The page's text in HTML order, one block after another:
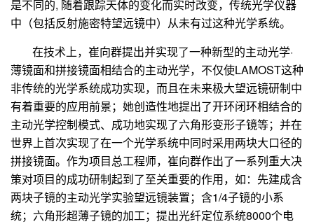
是不同的, 随着跟踪天体的变化而实时改变，传统光学仪器
中（包括反射施密特望远镜中）从未有过这种光学系统。
在技术上，崔向群提出并实现了一种新型的主动光学·
薄镜面和拼接镜面相结合的主动光学，不仅使LAMOST这种
非传统的光学系统成功实现，而且在未来极大望远镜研制中
有着重要的应用前景；她创造性地提出了开环闭环相结合的
主动光学控制模式、成功地实现了六角形变形子镜等；并在
世界上首次实现了在一个光学系统中同时采用两块大口径的
拼接镜面。作为项目总工程师，崔向群作出了一系列重大决
策对项目的成功研制起到了至关重要的作用，如：先建成含
两块子镜的主动光学实验望远镜装置；含1/4子镜的小系
统；六角形超薄子镜的加工；提出光纤定位系统8000个电